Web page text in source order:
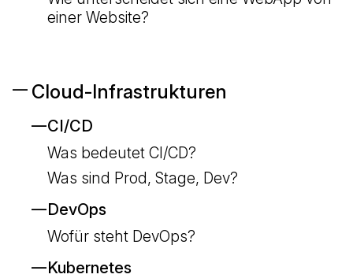
einer Website?
Cloud-Infrastrukturen
CI/CD
Was bedeutet CI/CD?
Was sind Prod, Stage, Dev?
DevOps
Wofür steht DevOps?
Kubernetes